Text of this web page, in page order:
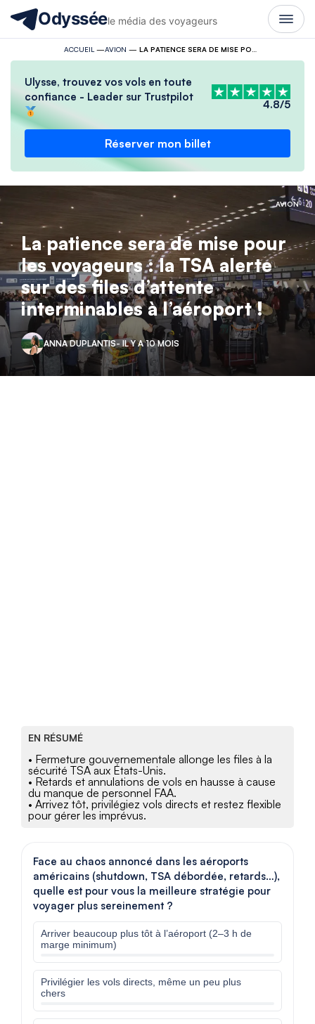
Odysséele média des voyageurs
ACCUEIL —AVION —
Ulysse, trouvez vos vols en toute
confiance - Leader sur Trustpilot
4.8/5
Réserver mon billet
AVION
La patience sera de mise pour
les voyageurs : la TSA alerte
sur des files d’attente
interminables à l’aéroport !
ANNA DUPLANTIS- IL Y A 10 MOIS
EN RÉSUMÉ
• Fermeture gouvernementale allonge les files à la
sécurité TSA aux États-Unis.
• Retards et annulations de vols en hausse à cause
du manque de personnel FAA.
• Arrivez tôt, privilégiez vols directs et restez flexible
pour gérer les imprévus.
Face au chaos annoncé dans les aéroports
américains (shutdown, TSA débordée, retards…),
quelle est pour vous la meilleure stratégie pour
voyager plus sereinement ?
Arriver beaucoup plus tôt à l’aéroport (2–3 h de
marge minimum)
Privilégier les vols directs, même un peu plus
chers